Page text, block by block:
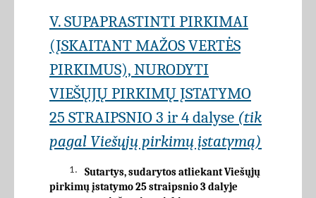
V. SUPAPRASTINTI PIRKIMAI
(ĮSKAITANT MAŽOS VERTĖS
PIRKIMUS), NURODYTI
VIEŠŲJŲ PIRKIMŲ ĮSTATYMO
25 STRAIPSNIO 3 ir 4 dalyse (tik
pagal Viešųjų pirkimų įstatymą)
1.
Sutartys, sudarytos atliekant Viešųjų
pirkimų įstatymo 25 straipsnio 3 dalyje